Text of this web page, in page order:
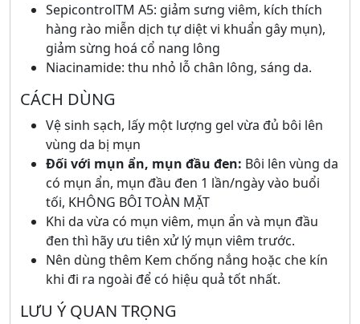
SepicontrolTM A5: giảm sưng viêm, kích thích
hàng rào miễn dịch tự diệt vi khuẩn gây mụn),
giảm sừng hoá cổ nang lông
Niacinamide: thu nhỏ lỗ chân lông, sáng da.
CÁCH DÙNG
Vệ sinh sạch, lấy một lượng gel vừa đủ bôi lên
vùng da bị mụn
Đối với mụn ẩn, mụn đầu đen: Bôi lên vùng da
có mụn ẩn, mụn đầu đen 1 lần/ngày vào buổi
tối, KHÔNG BÔI TOÀN MẶT
Khi da vừa có mụn viêm, mụn ẩn và mụn đầu
đen thì hãy ưu tiên xử lý mụn viêm trước.
Nên dùng thêm Kem chống nắng hoặc che kín
khi đi ra ngoài để có hiệu quả tốt nhất.
LƯU Ý QUAN TRỌNG